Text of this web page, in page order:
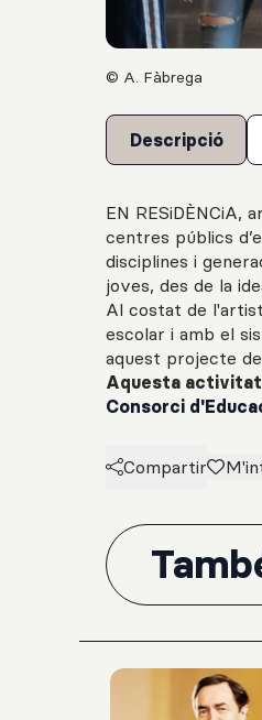
© A. Fàbrega
Descripció
EN RESiDÈNCiA,
centres públics
disciplines i
joves, des de la
Al costat de
escolar i amb el
aquest projecte
Aquesta activitat
Consorci
Compartir